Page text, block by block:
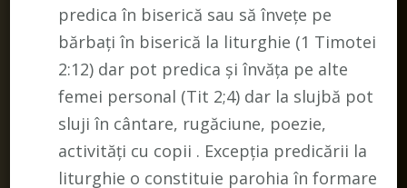
predica în biserică sau să învețe pe
bărbați în biserică la liturghie (1 Timotei
2:12) dar pot predica și învăța pe alte
femei personal (Tit 2;4) dar la slujbă pot
sluji în cântare, rugăciune, poezie,
activități cu copii . Excepția predicării la
liturghie o constituie parohia în formare